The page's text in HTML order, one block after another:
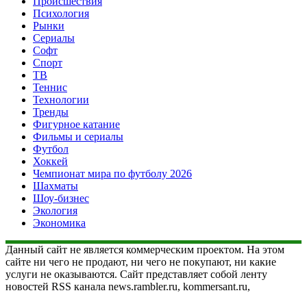
Психология
Рынки
Сериалы
Софт
Спорт
ТВ
Теннис
Технологии
Тренды
Фигурное катание
Фильмы и сериалы
Футбол
Хоккей
Чемпионат мира по футболу 2026
Шахматы
Шоу-бизнес
Экология
Экономика
Данный сайт не является коммерческим проектом. На этом
сайте ни чего не продают, ни чего не покупают, ни какие
услуги не оказываются. Сайт представляет собой ленту
новостей RSS канала news.rambler.ru, kommersant.ru,